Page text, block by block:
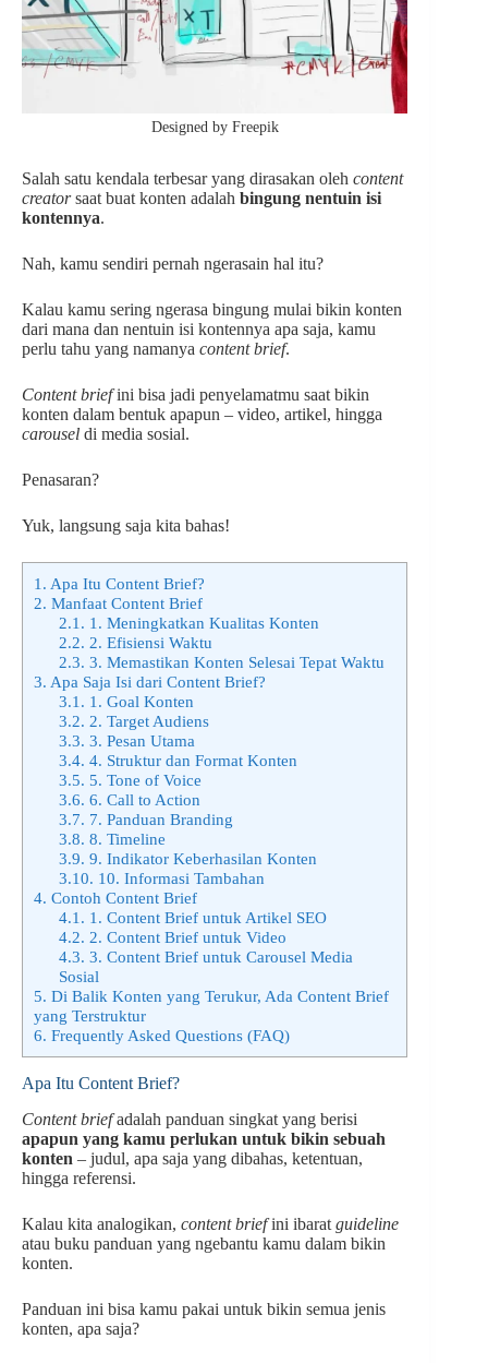
Designed by Freepik
Salah satu kendala terbesar yang dirasakan oleh content
creatorsaat buat konten adalah bingung nentuin isi
kontennya.
Nah, kamu sendiri pernah ngerasain hal itu?
Kalau kamu sering ngerasa bingung mulai bikin konten
dari mana dan nentuin isi kontennya apa saja, kamu
perlu tahu yang namanya content brief.
Content briefini bisa jadi penyelamatmu saat bikin
konten dalam bentuk apapun – video, artikel, hingga
carousel di media sosial.
Penasaran?
Yuk, langsung saja kita bahas!
1. Apa Itu Content Brief?
2. Manfaat Content Brief
2.1. 1. Meningkatkan Kualitas Konten
2.2. 2. Efisiensi Waktu
2.3. 3. Memastikan Konten Selesai Tepat Waktu
3. Apa Saja Isi dari Content Brief?
3.1. 1. Goal Konten
3.2. 2. Target Audiens
3.3. 3. Pesan Utama
3.4. 4. Struktur dan Format Konten
3.5. 5. Tone of Voice
3.6. 6. Call to Action
3.7. 7. Panduan Branding
3.8. 8. Timeline
3.9. 9. Indikator Keberhasilan Konten
3.10. 10. Informasi Tambahan
4. Contoh Content Brief
4.1. 1. Content Brief untuk Artikel SEO
4.2. 2. Content Brief untuk Video
4.3. 3. Content Brief untuk Carousel Media
Sosial
5. Di Balik Konten yang Terukur, Ada Content Brief
yang Terstruktur
6. Frequently Asked Questions (FAQ)
Apa Itu Content Brief?
Content briefadalah panduan singkat yang berisi
apapun yang kamu perlukan untuk bikin sebuah
konten – judul, apa saja yang dibahas, ketentuan,
hingga referensi.
Kalau kita analogikan, content briefini ibarat guideline
atau buku panduan yang ngebantu kamu dalam bikin
konten.
Panduan ini bisa kamu pakai untuk bikin semua jenis
konten, apa saja?